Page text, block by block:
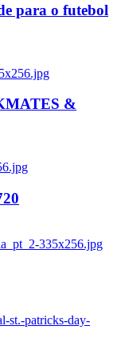
para o futebol
&
335x256.jpg
st.-patricks-day-